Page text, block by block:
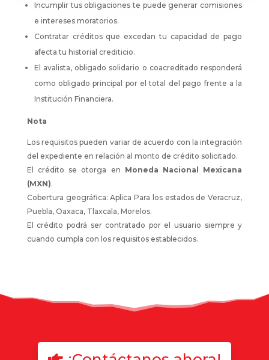
Incumplir tus obligaciones te puede generar comisiones
e intereses moratorios.
Contratar créditos que excedan tu capacidad de pago
afecta tu historial crediticio.
El avalista, obligado solidario o coacreditado responderá
como obligado principal por el total del pago frente a la
Institución Financiera.
Nota
Los requisitos pueden variar de acuerdo con la integración
del expediente en relación al monto de crédito solicitado.
El crédito se otorga en Moneda Nacional Mexicana
(MXN).
Cobertura geográfica: Aplica Para los estados de Veracruz,
Puebla, Oaxaca, Tlaxcala, Morelos.
El crédito podrá ser contratado por el usuario siempre y
cuando cumpla con los requisitos establecidos.